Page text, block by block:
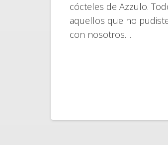
cócteles de Azzulo.
aquellos que no
con nosotros…